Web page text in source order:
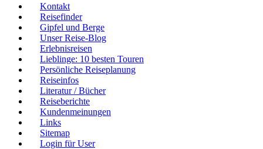
Kontakt
Reisefinder
Gipfel und Berge
Unser Reise-Blog
Erlebnisreisen
Lieblinge: 10 besten Touren
Persönliche Reiseplanung
Reiseinfos
Literatur / Bücher
Reiseberichte
Kundenmeinungen
Links
Sitemap
Login für User